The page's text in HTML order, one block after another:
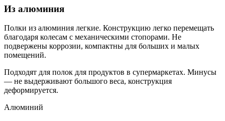
Из алюминия
Полки из алюминия легкие. Конструкцию легко перемещать
благодаря колесам с механическими стопорами. Не
подвержены коррозии, компактны для больших и малых
помещений.
Подходят для полок для продуктов в супермаркетах. Минусы
— не выдерживают большого веса, конструкция
деформируется.
Алюминий